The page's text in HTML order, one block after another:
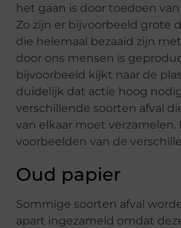
het gaan is door toedoen
Zo zijn er bijvoorbeeld grote
die helemaal bezaaid zijn
door ons mensen is
bijvoorbeeld kijkt naar de
duidelijk dat actie hoog
verschillende soorten afval
van elkaar moet verzamelen.
voorbeelden van de
Oud papier
Sommige soorten afval
apart ingezameld omdat